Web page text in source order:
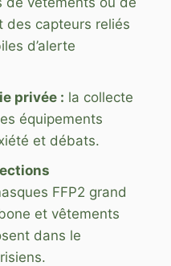
des capteurs reliés
d’alerte
privée : la collecte
équipements
et débats.
FFP2 grand
et vêtements
dans le